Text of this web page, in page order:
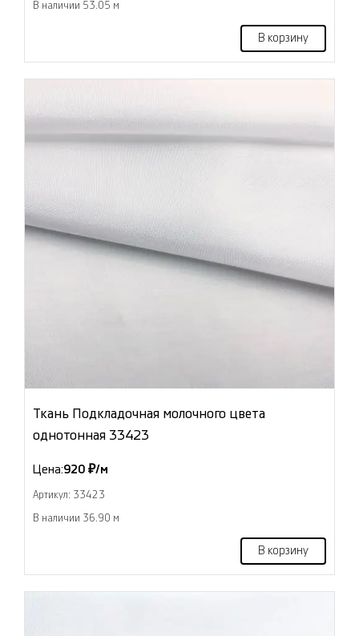
В наличии 53.05 м
В корзину
Ткань Подкладочная молочного цвета
однотонная 33423
Цена:920 ₽/м
Артикул: 33423
В наличии 36.90 м
В корзину